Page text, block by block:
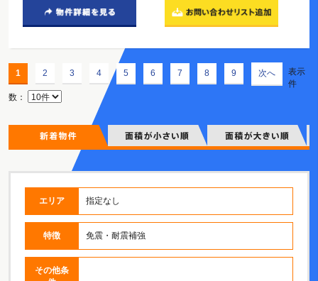
1 2 3 4 5 6 7 8 9 次へ
表示
件
数：
エリア 指定なし
特徴 免震・耐震補強
その他条